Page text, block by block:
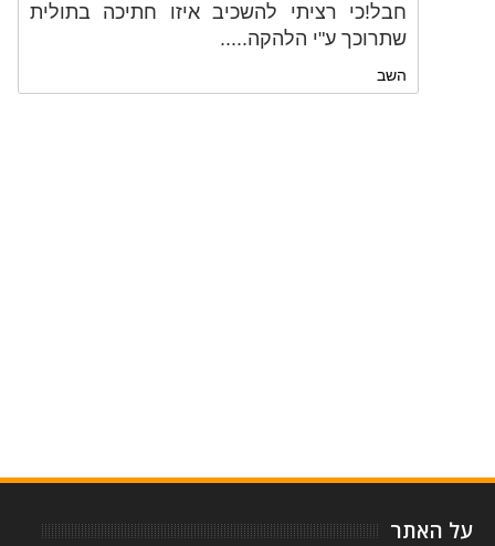
חבל!כי רציתי להשכיב איזו חתיכה בתולית
שתרוכך ע"י הלהקה.....
השב
על האתר